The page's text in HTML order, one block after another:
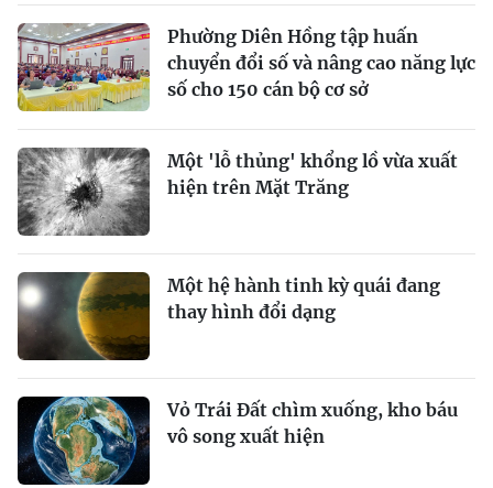
Phường Diên Hồng tập huấn
chuyển đổi số và nâng cao năng lực
số cho 150 cán bộ cơ sở
Một 'lỗ thủng' khổng lồ vừa xuất
hiện trên Mặt Trăng
Một hệ hành tinh kỳ quái đang
thay hình đổi dạng
Vỏ Trái Đất chìm xuống, kho báu
vô song xuất hiện